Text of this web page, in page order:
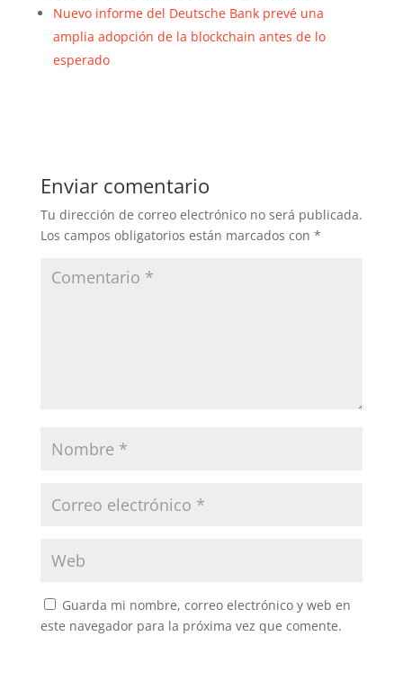
Nuevo informe del Deutsche Bank prevé una
amplia adopción de la blockchain antes de lo
esperado
Enviar comentario
Tu dirección de correo electrónico no será publicada.
Los campos obligatorios están marcados con *
Guarda mi nombre, correo electrónico y web en
este navegador para la próxima vez que comente.